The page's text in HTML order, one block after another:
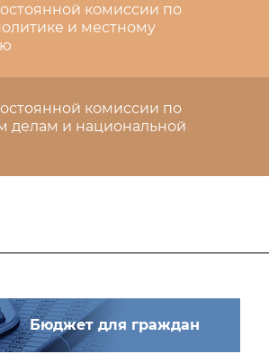
комиссии по
и местному
комиссии по
делам и национальной
Бюджет для граждан